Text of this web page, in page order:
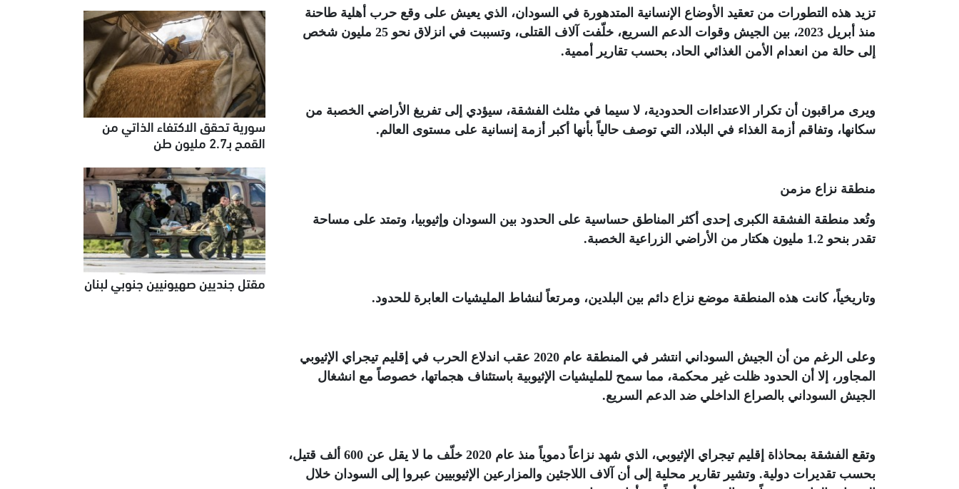
تزيد هذه التطورات من تعقيد الأوضاع الإنسانية المتدهورة في السودان، الذي يعيش على وقع حرب أهلية طاحنة
منذ أبريل 2023، بين الجيش وقوات الدعم السريع، خلّفت آلاف القتلى، وتسببت في انزلاق نحو 25 مليون شخص
إلى حالة من انعدام الأمن الغذائي الحاد، بحسب تقارير أممية.
ويرى مراقبون أن تكرار الاعتداءات الحدودية، لا سيما في مثلث الفشقة، سيؤدي إلى تفريغ الأراضي الخصبة من
سكانها، وتفاقم أزمة الغذاء في البلاد، التي توصف حالياً بأنها أكبر أزمة إنسانية على مستوى العالم.
منطقة نزاع مزمن
وتُعد منطقة الفشقة الكبرى إحدى أكثر المناطق حساسية على الحدود بين السودان وإثيوبيا، وتمتد على مساحة
تقدر بنحو 1.2 مليون هكتار من الأراضي الزراعية الخصبة
.
وتاريخياً، كانت هذه المنطقة موضع نزاع دائم بين البلدين، ومرتعاً لنشاط المليشيات العابرة للحدود.
وعلى الرغم من أن الجيش السوداني انتشر في المنطقة عام 2020 عقب اندلاع الحرب في إقليم تيجراي الإثيوبي
المجاور، إلا أن الحدود ظلت غير محكمة، مما سمح للمليشيات الإثيوبية باستئناف هجماتها، خصوصاً مع انشغال
الجيش السوداني بالصراع الداخلي ضد الدعم السريع.
وتقع الفشقة بمحاذاة إقليم تيجراي الإثيوبي، الذي شهد نزاعاً دموياً منذ عام 2020 خلّف ما لا يقل عن 600 ألف قتيل،
بحسب تقديرات دولية. وتشير تقارير محلية إلى أن آلاف اللاجئين والمزارعين الإثيوبيين عبروا إلى السودان خلال
سورية تحقق الاكتفاء الذاتي من
القمح بـ2.7 مليون طن
مقتل جنديين صهيونيين جنوبي لبنان